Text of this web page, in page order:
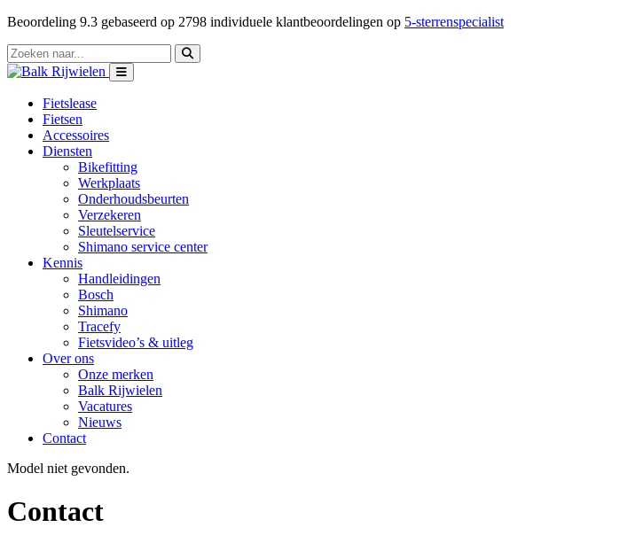
Beoordeling 9.3 gebaseerd op 2798 individuele klantbeoordelingen op 5-sterrenspecialist
Fietslease
Fietsen
Accessoires
Diensten
Bikefitting
Werkplaats
Onderhoudsbeurten
Verzekeren
Sleutelservice
Shimano service center
Kennis
Handleidingen
Bosch
Shimano
Tracefy
Fietsvideo’s & uitleg
Over ons
Onze merken
Balk Rijwielen
Vacatures
Nieuws
Contact
Model niet gevonden.
Contact